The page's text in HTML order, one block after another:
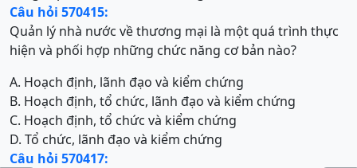
Câu hỏi 570415:
Quản lý nhà nước về thương mại là một quá trình thực
hiện và phối hợp những chức năng cơ bản nào?
A. Hoạch định, lãnh đạo và kiểm chứng
B. Hoạch định, tổ chức, lãnh đạo và kiểm chứng
C. Hoạch định, tổ chức và kiểm chứng
D. Tổ chức, lãnh đạo và kiểm chứng
Câu hỏi 570417: